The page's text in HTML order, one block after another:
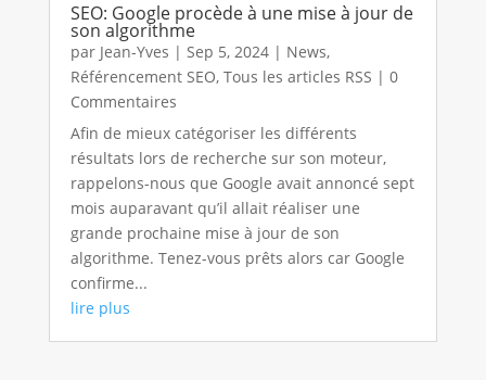
SEO: Google procède à une mise à jour de
son algorithme
par Jean-Yves | Sep 5, 2024| News,
Référencement SEO, Tous les articles RSS | 0
Commentaires
Afin de mieux catégoriser les différents
résultats lors de recherche sur son moteur,
rappelons-nous que Google avait annoncé sept
mois auparavant qu’il allait réaliser une
grande prochaine mise à jour de son
algorithme. Tenez-vous prêts alors car Google
confirme...
lire plus